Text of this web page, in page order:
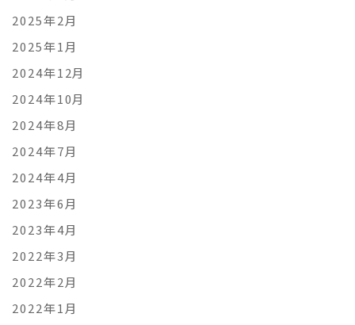
2025年2月
2025年1月
2024年12月
2024年10月
2024年8月
2024年7月
2024年4月
2023年6月
2023年4月
2022年3月
2022年2月
2022年1月